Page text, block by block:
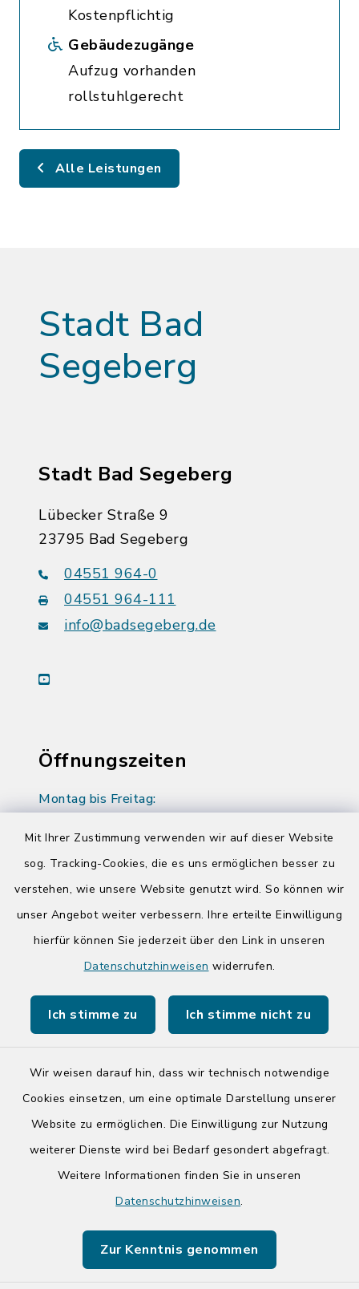
Mit Ihrer Zustimmung verwenden wir auf dieser Website
sog. Tracking-Cookies, die es uns ermöglichen besser zu
verstehen, wie unsere Website genutzt wird. So können wir
unser Angebot weiter verbessern. Ihre erteilte Einwilligung
hierfür können Sie jederzeit über den Link in unseren
Datenschutzhinweisen widerrufen.
Ich stimme zu Ich stimme nicht zu
Wir weisen darauf hin, dass wir technisch notwendige
Cookies einsetzen, um eine optimale Darstellung unserer
Website zu ermöglichen. Die Einwilligung zur Nutzung
weiterer Dienste wird bei Bedarf gesondert abgefragt.
Weitere Informationen finden Sie in unseren
Datenschutzhinweisen.
Zur Kenntnis genommen
Kostenpflichtig
Gebäudezugänge
Aufzug vorhanden
rollstuhlgerecht
Alle Leistungen
Stadt Bad
Segeberg
Stadt Bad Segeberg
Lübecker Straße 9
23795 Bad Segeberg
04551 964-0
04551 964-111
info@badsegeberg.de
youtube
Öffnungszeiten
Montag bis Freitag:
Donnerstag zusätzlich:
14:00-17:00 Uhr
Quicklinks
Tourist-Info der Stadt Bad Segeberg
Barrierefreiheit
Impressum